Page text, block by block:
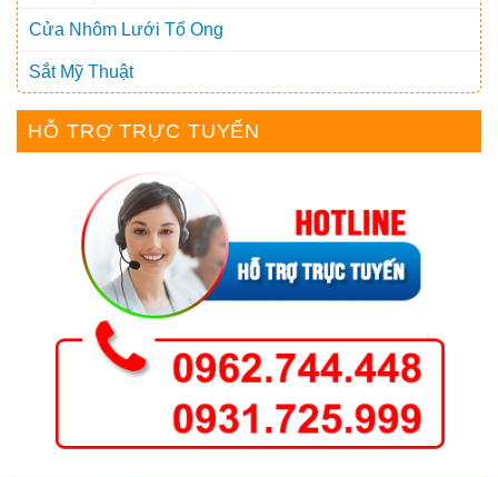
Cửa Nhôm Lưới Tổ Ong
Sắt Mỹ Thuật
HỖ TRỢ TRỰC TUYẾN